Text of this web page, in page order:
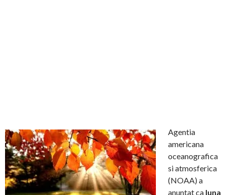
Agentia
americana
oceanografica
si atmosferica
(NOAA) a
anuntat ca luna